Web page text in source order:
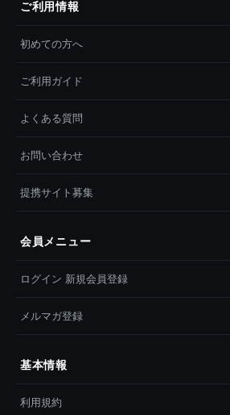
ご利用情報
初めての方へ
ご利用ガイド
よくある質問
お問い合わせ
提携サイト募集
会員メニュー
ログイン 新規会員登録
メルマガ登録
基本情報
利用規約